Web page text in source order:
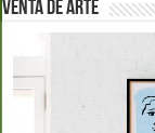
VENTA DE ARTE